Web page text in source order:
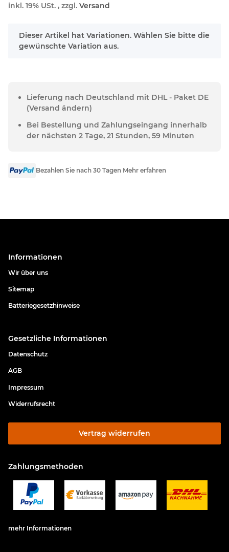
inkl. 19% USt. , zzgl. Versand
x
Dieser Artikel hat Variationen. Wählen Sie bitte die
gewünschte Variation aus.
Lieferung nach Deutschland mit DHL - Paket DE
(Versand ändern)
Bei Bestellung und Zahlungseingang innerhalb
der nächsten 2 Tage, 21 Stunden, 59 Minuten
Bezahlen Sie nach 30 Tagen Mehr erfahren
Informationen
Wir über uns
Sitemap
Batteriegesetzhinweise
Gesetzliche Informationen
Datenschutz
AGB
Impressum
Widerrufsrecht
Vertrag widerrufen
Zahlungsmethoden
mehr Informationen